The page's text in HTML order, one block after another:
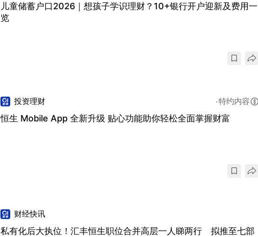
儿童储蓄户口2026｜想孩子学识理财？10+银行开户迎新及费用一
览
投资理财 特约内容
恒生 Mobile App 全新升级 贴心功能助你轻松全面掌握财富
财经快讯
私有化后大执位！汇丰恒生职位合并高层一人睇两行 拟推至七部